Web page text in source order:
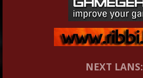
NEXT LANS: